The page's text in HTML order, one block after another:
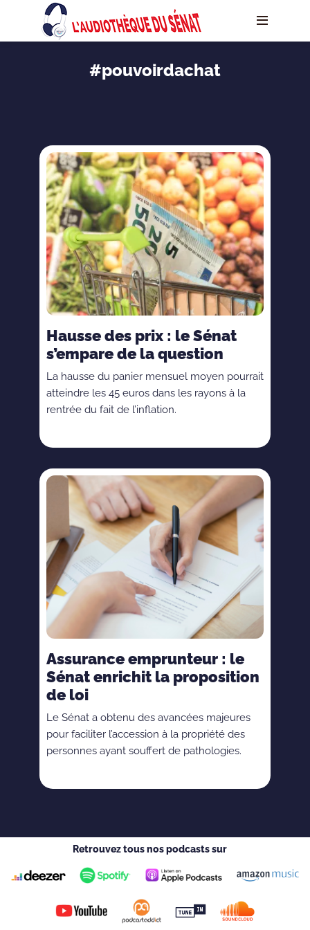
#pouvoirdachat
Hausse des prix : le Sénat
s’empare de la question
La hausse du panier mensuel moyen pourrait
atteindre les 45 euros dans les rayons à la
rentrée du fait de l’inflation.
Assurance emprunteur : le
Sénat enrichit la proposition
de loi
Le Sénat a obtenu des avancées majeures
pour faciliter l’accession à la propriété des
personnes ayant souffert de pathologies.
Retrouvez tous nos podcasts sur